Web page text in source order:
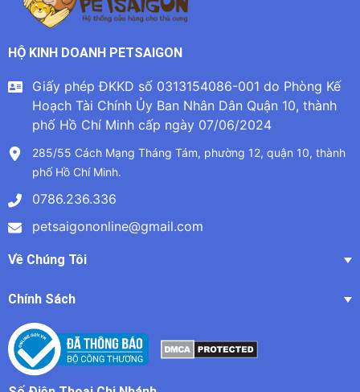
HỘ KINH DOANH PETSAIGON
Giấy phép ĐKKD số 0313154086-001 do Phòng Kế
Hoạch Tài Chính Ủy Ban Nhân Dân Quận 10, thành
phố Hồ Chí Minh cấp ngày 07/06/2024
285/55 Cách Mạng Tháng Tám, phường 12, quận 10, thành
phố Hồ Chí Minh.
0786.236.336
petsaigononline@gmail.com
Về Chúng Tôi
Chính Sách